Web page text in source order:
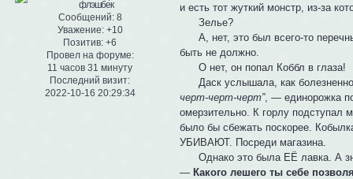
Сообщений:8
Уважение: +10
Позитив: +6
Провел на форуме:
11 часов 31 минуту
Последний визит:
2022-10-16 20:29:34
и есть тот жуткий монстр, из-за
Зелье?
А, нет, это был всего-то
быть не должно.
О нет, он попал Коббл в глаза!
Даск услышала, как болезненно
черт-черт-черт”, — единорожка
омерзительно. К горлу подступал
было бы сбежать поскорее.
УБИВАЮТ. Посреди магазина.
Однако это была ЕЁ лавка. А
— Какого лешего ты себе